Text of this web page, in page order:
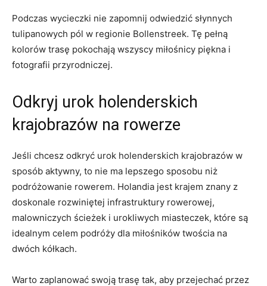
Podczas wycieczki nie zapomnij odwiedzić słynnych‌
tulipanowych ‍pól w ⁤regionie Bollenstreek.‍ Tę pełną
kolorów trasę pokochają ⁣wszyscy miłośnicy piękna i
fotografii przyrodniczej.
Odkryj ⁢urok holenderskich
krajobrazów⁣ na rowerze
Jeśli ⁢chcesz odkryć urok holenderskich ‍krajobrazów⁢ w
sposób aktywny, to nie ma lepszego⁣ sposobu niż
podróżowanie rowerem.​ Holandia‍ jest krajem znany z
doskonale rozwiniętej infrastruktury‌ rowerowej,⁢
malowniczych ścieżek i urokliwych miasteczek,‍ które są
idealnym celem podróży dla ​miłośników ‌twościa‌ na
dwóch kółkach.
Warto zaplanować swoją⁢ trasę tak, aby przejechać przez